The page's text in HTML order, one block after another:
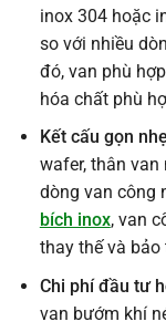
inox 304 hoặc
so với nhiều
đó, van phù
hóa chất phù
Kết cấu gọn
wafer, thân van
dòng van công
bích inox, van
thay thế và
Chi phí đầu tư
van bướm khí